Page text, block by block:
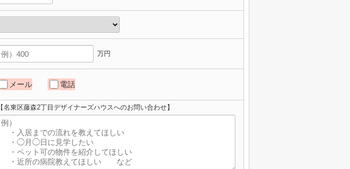
万円
メール 電話
【名東区藤森2丁目デザイナーズハウスへのお問い合わせ】